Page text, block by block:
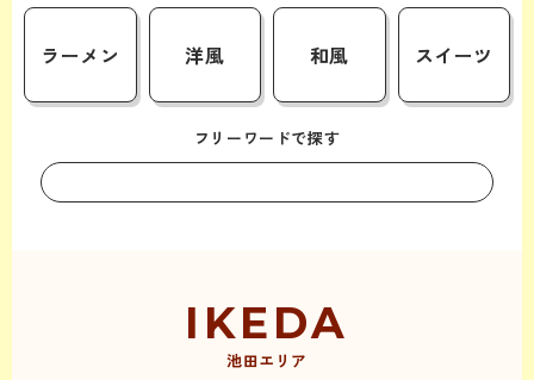
ラーメン 洋風 和風 スイーツ
フリーワードで探す
池田エリア